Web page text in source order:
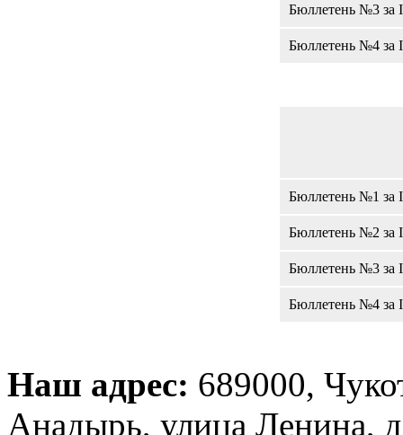
Бюллетень №3 за
Бюллетень №4 за
Бюллетень №1 за I
Бюллетень №2 за
Бюллетень №3 за
Бюллетень №4 за
Наш адрес: 689000,
Анадырь, улица Ленина,